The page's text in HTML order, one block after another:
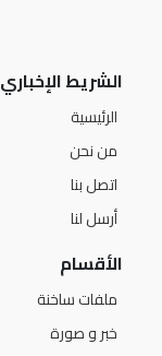
الشريط الإخباري
الرئيسية
من نحن
اتصل بنا
أرسل لنا
الأقسام
ملفات ساخنة
خبر و صورة